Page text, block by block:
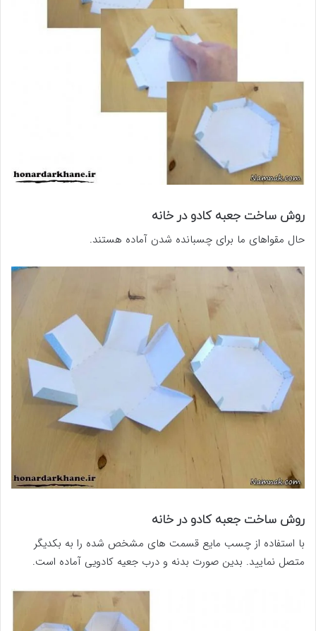
روش ساخت جعبه کادو در خانه
حال مقواهای ما برای چسبانده شدن آماده هستند.
روش ساخت جعبه کادو در خانه
با استفاده از چسب مایع قسمت های مشخص شده را به بکدیگر
متصل نمایید. بدین صورت بدنه و درب جعیه کادویی آماده است.